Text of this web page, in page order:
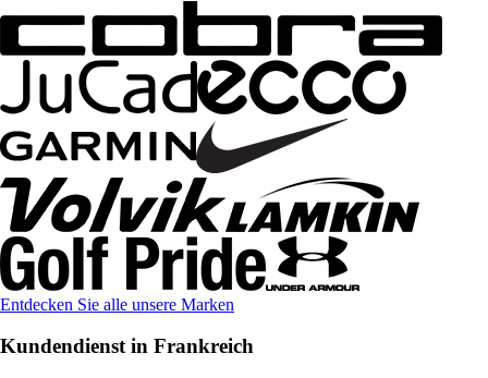
Entdecken Sie alle unsere Marken
Kundendienst in Frankreich